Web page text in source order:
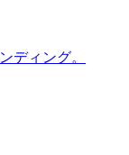
ディング。